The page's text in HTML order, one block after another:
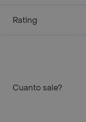
Rating
Cuanto sale?